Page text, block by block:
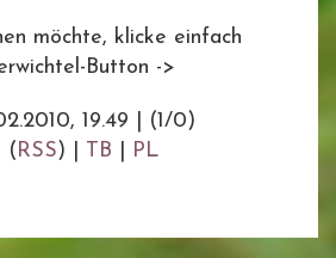
möchte, klicke einfach
Button ->
19.49
(1/0)
( RSS) | TB PL